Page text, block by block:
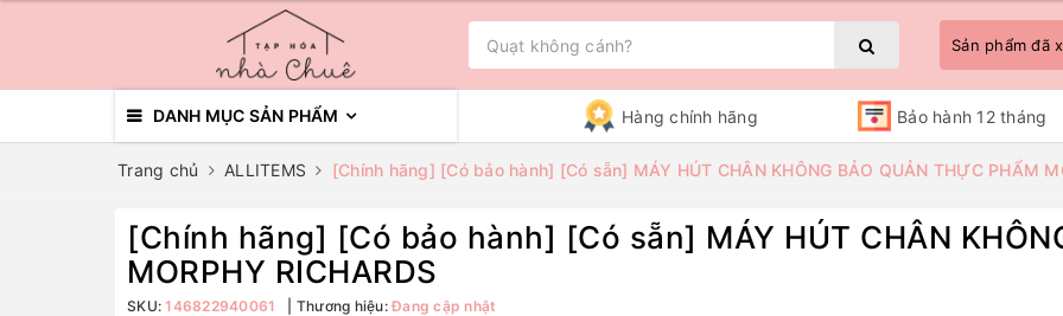
Sản phẩm đã
DANH MỤC SẢN PHẨM Hàng chính hãng Bảo hành 12 tháng
Trang chủ ALLITEMS [Chính hãng] [Có bảo hành] [Có sẵn] MÁY HÚT CHÂN KHÔNG BẢO QUẢN THỰC PHẨM
[Chính hãng] [Có bảo hành] [Có sẵn] MÁY HÚT CHÂN
MORPHY RICHARDS
SKU:146822940061 Thương hiệu:Đang cập nhật